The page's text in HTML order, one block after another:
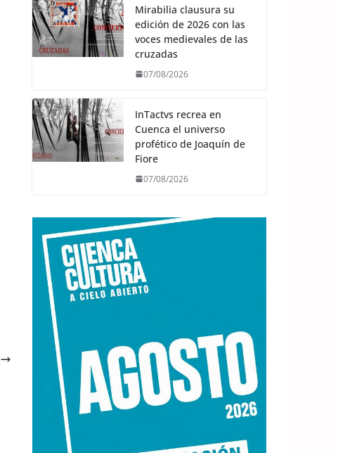
Mirabilia clausura su
edición de 2026 con las
voces medievales de las
cruzadas
07/08/2026
InTactvs recrea en
Cuenca el universo
profético de Joaquín de
Fiore
07/08/2026